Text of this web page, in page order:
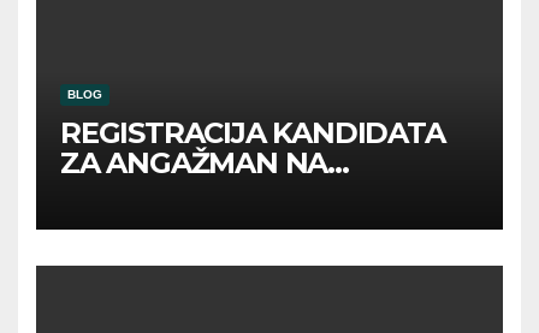
BLOG
REGISTRACIJA KANDIDATA
ZA ANGAŽMAN NA